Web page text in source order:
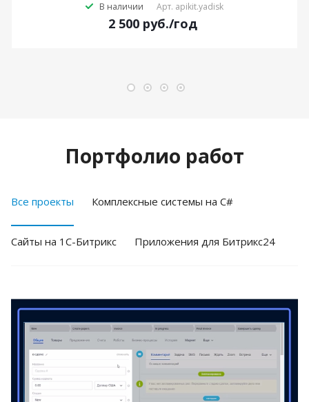
В наличии Арт. apikit.yadisk
2 500 руб./год
Портфолио работ
Все проекты Комплексные системы на C#
Cайты на 1С-Битрикс Приложения для Битрикс24
Смотреть проект